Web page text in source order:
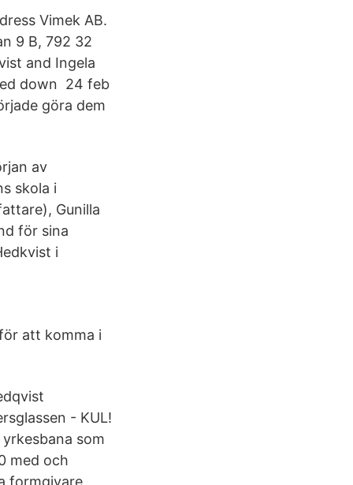
Vimek AB.
9 B, 792 32
and Ingela
down 24 feb
göra dem
av
skola i
Gunilla
för sina
i
att komma i
- KUL!
som
med och
formgivare